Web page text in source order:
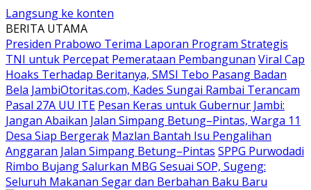
Langsung ke konten
BERITA UTAMA
Presiden Prabowo Terima Laporan Program Strategis
TNI untuk Percepat Pemerataan Pembangunan Viral Cap
Hoaks Terhadap Beritanya, SMSI Tebo Pasang Badan
Bela JambiOtoritas.com, Kades Sungai Rambai Terancam
Pasal 27A UU ITE Pesan Keras untuk Gubernur Jambi:
Jangan Abaikan Jalan Simpang Betung–Pintas, Warga 11
Desa Siap Bergerak Mazlan Bantah Isu Pengalihan
Anggaran Jalan Simpang Betung–Pintas SPPG Purwodadi
Rimbo Bujang Salurkan MBG Sesuai SOP, Sugeng:
Seluruh Makanan Segar dan Berbahan Baku Baru